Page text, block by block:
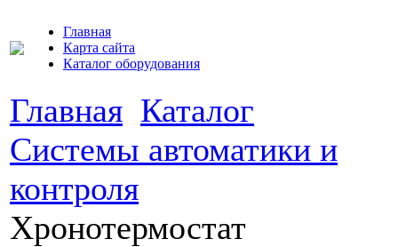
Главная
Карта сайта
Каталог оборудования
Главная Каталог
Системы автоматики и
контроля
Хронотермостат